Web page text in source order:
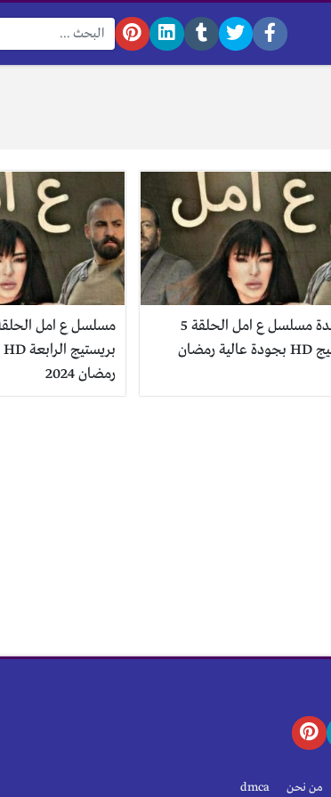
البحث:
مشاهدة مسلسل ع امل الحلقة 5
بريستيج HD بجودة عالية رمضان
رمضان 2024
من نحن dmca